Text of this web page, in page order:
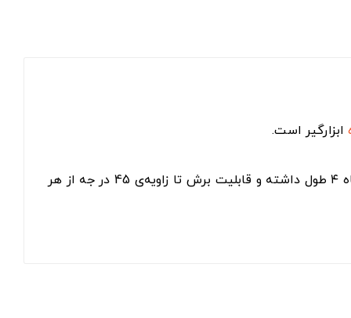
ابزارگیر است.
این دستگاه با توان ۲۳۰۰ وات کار می کند که سرعت آن در حالت بی باری 0-3800 دور در دقیقه است. کابل برق این دستگاه ۴ طول داشته و قابلیت برش تا زاویه‌ی 45 در جه از هر